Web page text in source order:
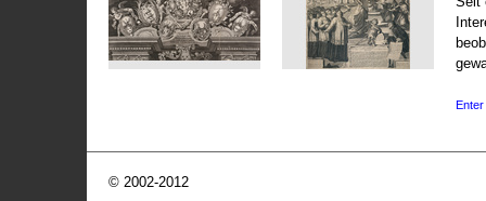
© 2002-2012